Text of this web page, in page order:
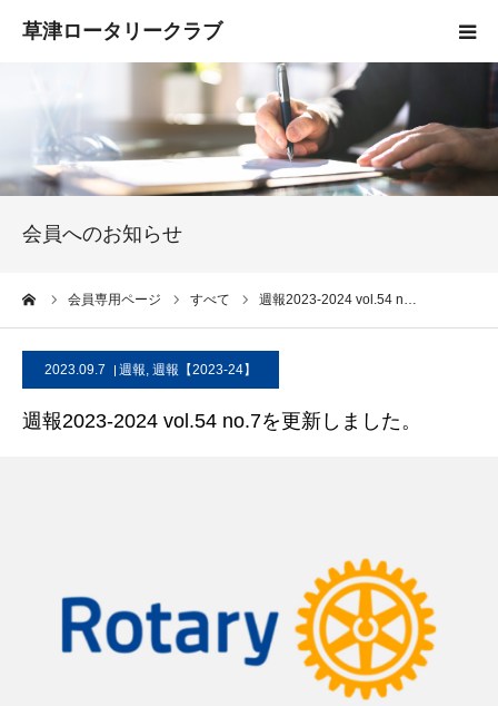
会員へのお知らせ
会員専用ページ すべて 週報2023-2024 vol.54 n…
2023.09.7 週報, 週報【2023-24】
週報2023-2024 vol.54 no.7を更新しました。
クラブ概要
入会案内
活動報告
お問い合わせ